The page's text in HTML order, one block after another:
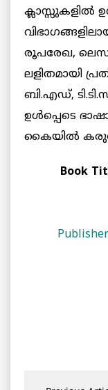
ക്ലാസ്സുകളില്‍
രൂപരേഖ,
ലളിതമായി
ബി.എഡ്,
ഉള്‍പ്പെടെ
കൈയില്‍
Book